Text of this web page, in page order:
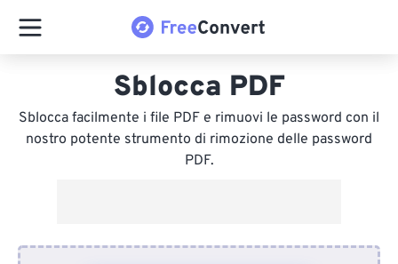
Sblocca PDF
Sblocca facilmente i file PDF e rimuovi le password con il
nostro potente strumento di rimozione delle password
PDF.